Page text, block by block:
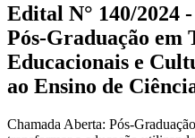
Edital N° 140/2024
Pós-Graduação em
Educacionais e
ao Ensino de
Chamada Aberta: Pós-